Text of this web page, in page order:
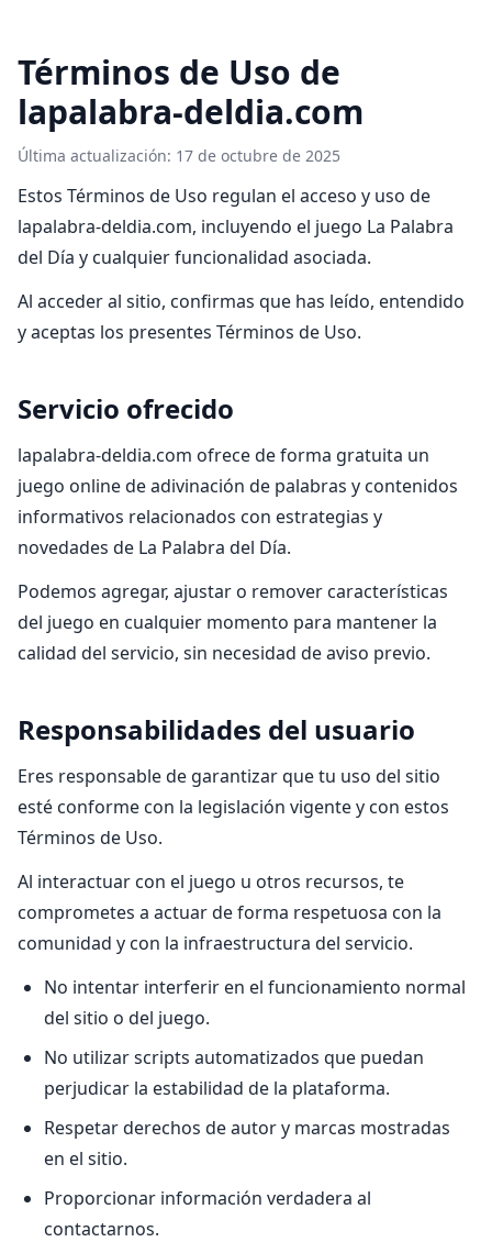
Términos de Uso de
lapalabra-deldia.com
Última actualización: 17 de octubre de 2025
Estos Términos de Uso regulan el acceso y uso de
lapalabra-deldia.com, incluyendo el juego La Palabra
del Día y cualquier funcionalidad asociada.
Al acceder al sitio, confirmas que has leído, entendido
y aceptas los presentes Términos de Uso.
Servicio ofrecido
lapalabra-deldia.com ofrece de forma gratuita un
juego online de adivinación de palabras y contenidos
informativos relacionados con estrategias y
novedades de La Palabra del Día.
Podemos agregar, ajustar o remover características
del juego en cualquier momento para mantener la
calidad del servicio, sin necesidad de aviso previo.
Responsabilidades del usuario
Eres responsable de garantizar que tu uso del sitio
esté conforme con la legislación vigente y con estos
Términos de Uso.
Al interactuar con el juego u otros recursos, te
comprometes a actuar de forma respetuosa con la
comunidad y con la infraestructura del servicio.
No intentar interferir en el funcionamiento normal
del sitio o del juego.
No utilizar scripts automatizados que puedan
perjudicar la estabilidad de la plataforma.
Respetar derechos de autor y marcas mostradas
en el sitio.
Proporcionar información verdadera al
contactarnos.